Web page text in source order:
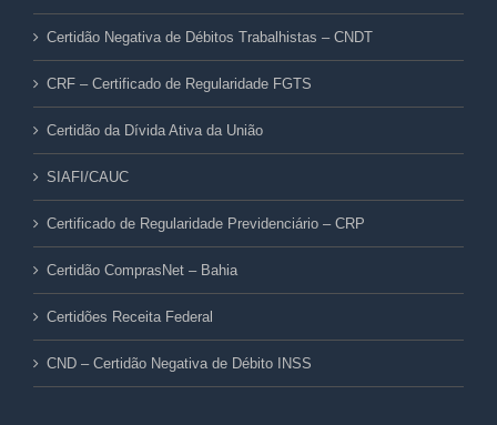
Certidão Negativa de Débitos Trabalhistas – CNDT
CRF – Certificado de Regularidade FGTS
Certidão da Dívida Ativa da União
SIAFI/CAUC
Certificado de Regularidade Previdenciário – CRP
Certidão ComprasNet – Bahia
Certidões Receita Federal
CND – Certidão Negativa de Débito INSS